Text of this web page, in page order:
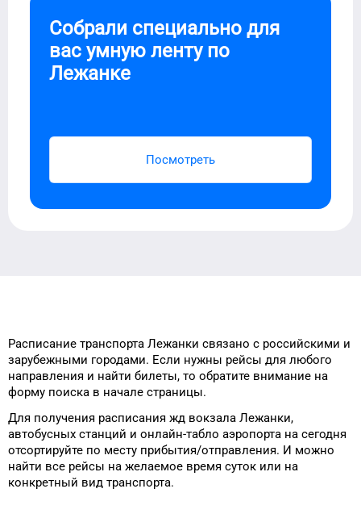
Собрали специально для
вас умную ленту по
Лежанке
Посмотреть
Расписание транспорта Лежанки связано с российскими и
зарубежными городами. Если нужны рейсы для любого
направления и найти билеты, то обратите внимание на
форму поиска в начале страницы.
Для получения расписания жд вокзала Лежанки,
автобусных станций и онлайн-табло аэропорта на сегодня
отсортируйте по месту прибытия/отправления. И можно
найти все рейсы на желаемое время суток или на
конкретный вид транспорта.